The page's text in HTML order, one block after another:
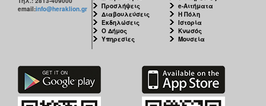
email:info@heraklion.gr
Προσλήψεις
Διαβουλεύσεις
Εκδηλώσεις
Ο Δήμος
Υπηρεσίες
e-Αιτήματα
Η Πόλη
Ιστορία
Κνωσός
Μουσεία